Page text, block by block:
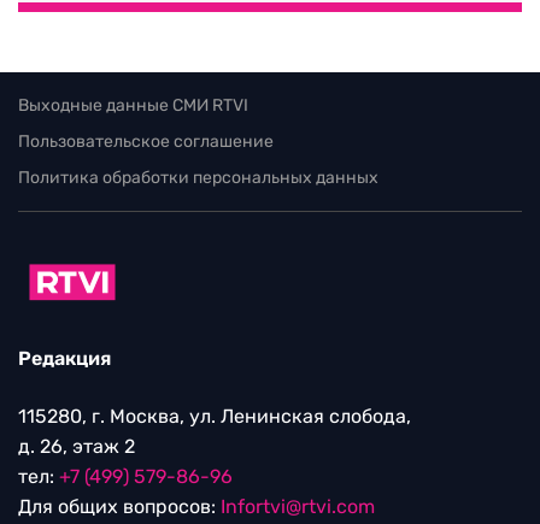
Выходные данные СМИ RTVI
Пользовательское соглашение
Политика обработки персональных данных
Редакция
115280, г. Москва, ул. Ленинская слобода,
д. 26, этаж 2
тел: +7 (499) 579-86-96
Для общих вопросов: Infortvi@rtvi.com